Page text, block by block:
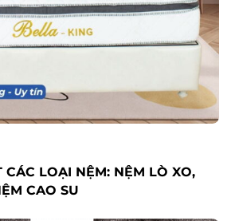
CÁC LOẠI NỆM: NỆM LÒ XO,
CAO SU